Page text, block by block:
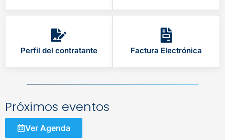
Perfil del contratante Factura Electrónica
Próximos eventos
Ver Agenda